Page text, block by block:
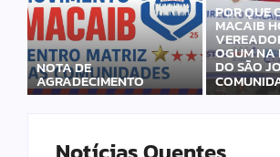
NOTA DE
AGRADECIMENTO
POR QUE
MACAIB
OGUM
DO SÃO